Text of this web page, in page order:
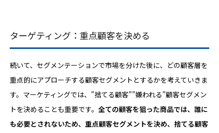
ターゲティング：重点顧客を決める
続いて、セグメンテーションで市場を分けた後に、どの顧客層を
重点的にアプローチする顧客セグメントとするかを考えていきま
す。マーケティングでは、”捨てる顧客””嫌われる”顧客セグメン
トを決めることも重要です。 全ての顧客を狙った商品では、誰に
も必要とされないため、重点顧客セグメントを決め、捨てる顧客